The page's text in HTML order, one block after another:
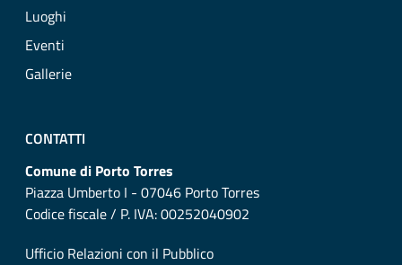
Luoghi
Eventi
Gallerie
CONTATTI
Comune di Porto Torres
Piazza Umberto I - 07046 Porto Torres
Codice fiscale / P. IVA: 00252040902
Ufficio Relazioni con il Pubblico